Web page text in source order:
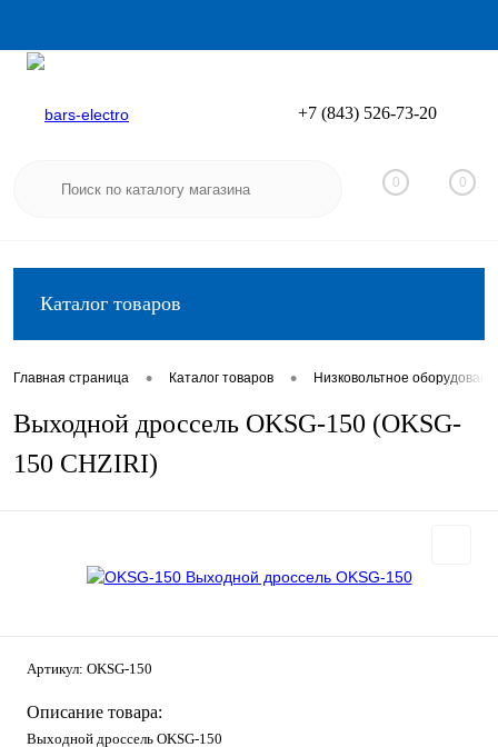
Вход
+7 (843) 526-73-20
0 0
Каталог товаров
Главная страница • Каталог товаров • Низковольтное
Выходной дроссель OKSG-150 (OKSG-
150 CHZIRI)
Артикул: OKSG-150
Описание товара:
Выходной дроссель OKSG-150